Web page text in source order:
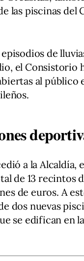
las piscinas del
de
el Consistorio
al público
a la Alcaldía,
de 13 recintos
de euros. A
dos nuevas
se edifican en